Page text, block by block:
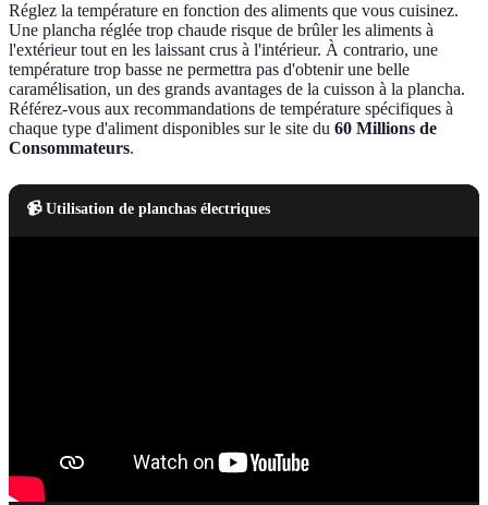
Réglez la température en fonction des aliments que vous cuisinez.
Une plancha réglée trop chaude risque de brûler les aliments à
l'extérieur tout en les laissant crus à l'intérieur. À contrario, une
température trop basse ne permettra pas d'obtenir une belle
caramélisation, un des grands avantages de la cuisson à la plancha.
Référez-vous aux recommandations de température spécifiques à
chaque type d'aliment disponibles sur le site du 60 Millions de
Consommateurs.
📹 Utilisation de planchas électriques